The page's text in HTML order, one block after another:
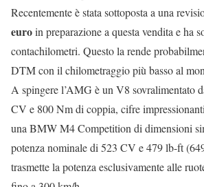
Recentemente è stata sottoposta a una
euroin preparazione a questa vendita e ha
contachilometri. Questo la rende
DTM con il chilometraggio più basso al
A spingere l’AMG è un V8 sovralimentato
CV e 800 Nm di coppia, cifre
una BMW M4 Competition di dimensioni
potenza nominale di 523 CV e 479 lb-ft
trasmette la potenza esclusivamente alle